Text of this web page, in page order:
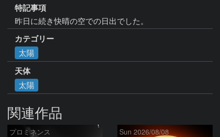
特記事項
昨日に続き快晴の空での日出でした。
カテゴリー
太陽
天体
太陽
関連作品
プロミネンス Sun 2026/08/08